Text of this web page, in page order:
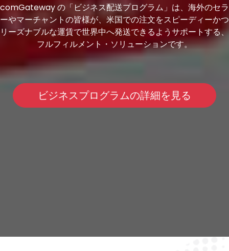
comGateway の「ビジネス配送プログラム」は、海外のセラ
ーやマーチャントの皆様が、米国での注文をスピーディーかつ
リーズナブルな運賃で世界中へ発送できるようサポートする、
フルフィルメント・ソリューションです。
ビジネスプログラムの詳細を見る